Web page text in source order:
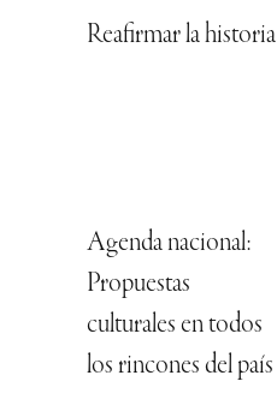
Reafirmar la historia
Agenda nacional:
Propuestas
culturales en todos
los rincones del país